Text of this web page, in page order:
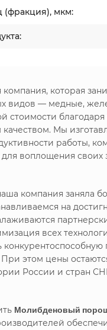
(фракция), мкм:
которая
видов — медные,
стоимости
Мы
работы,
воплощения своих
компания
на
всех
этом цены
России и стран
Молибденовый